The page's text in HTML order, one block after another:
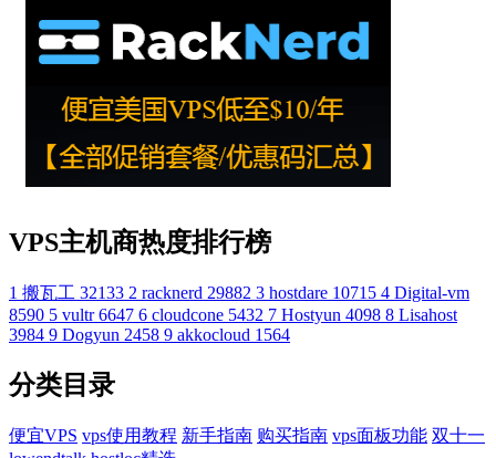
VPS主机商热度排行榜
1 搬瓦工 32133 2 racknerd 29882 3 hostdare 10715 4 Digital-vm
8590 5 vultr 6647 6 cloudcone 5432 7 Hostyun 4098 8 Lisahost
3984 9 Dogyun 2458 9 akkocloud 1564
分类目录
便宜VPS vps使用教程 新手指南 购买指南 vps面板功能 双十一